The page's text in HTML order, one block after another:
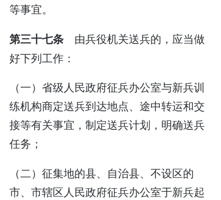
等事宜。
第三十七条 由兵役机关送兵的，应当做
好下列工作：
（一）省级人民政府征兵办公室与新兵训
练机构商定送兵到达地点、途中转运和交
接等有关事宜，制定送兵计划，明确送兵
任务；
（二）征集地的县、自治县、不设区的
市、市辖区人民政府征兵办公室于新兵起